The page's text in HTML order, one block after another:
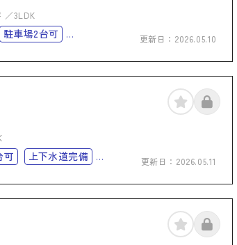
3LDK
駐車場2台可
更新日： 2026.05.10
可
上下水道完備
更新日： 2026.05.11